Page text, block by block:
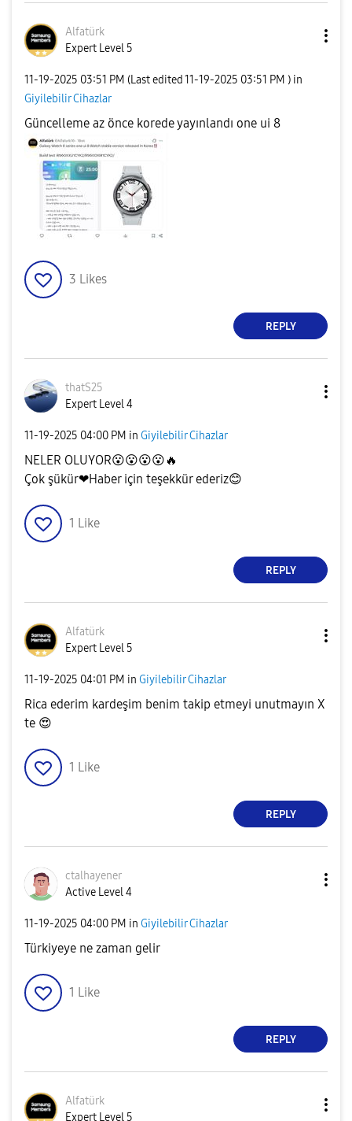
Alfatürk
Expert Level 5
‎11-19-2025 03:51 PM (Last edited ‎11-19-2025 03:51 PM ) in
Giyilebilir Cihazlar
Güncelleme az önce korede yayınlandı one ui 8
3 Likes
REPLY
thatS25
Expert Level 4
‎11-19-2025 04:00 PM in Giyilebilir Cihazlar
NELER OLUYOR😮😮😮😮 🔥
Çok şükür❤Haber için teşekkür ederiz😊
1 Like
REPLY
Alfatürk
Expert Level 5
‎11-19-2025 04:01 PM in Giyilebilir Cihazlar
Rica ederim kardeşim benim takip etmeyi unutmayın X
te 😍
1 Like
REPLY
ctalhayener
Active Level 4
‎11-19-2025 04:00 PM in Giyilebilir Cihazlar
Türkiyeye ne zaman gelir
1 Like
REPLY
Alfatürk
Expert Level 5